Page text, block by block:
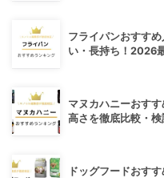
フライパンおすす
い・長持ち！2026最
マヌカハニーおす
高さを徹底比較・検
ドッグフードおす